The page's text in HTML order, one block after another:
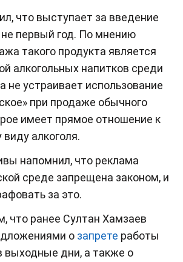
что выступает за введение
не первый год. По мнению
такого продукта является
алкогольных напитков среди
не устраивает использование
при продаже обычного
имеет прямое отношение к
алкоголя.
напомнил, что реклама
среде запрещена законом, и
за это.
что ранее Султан Хамзаев
о запрете работы
выходные дни, а также о